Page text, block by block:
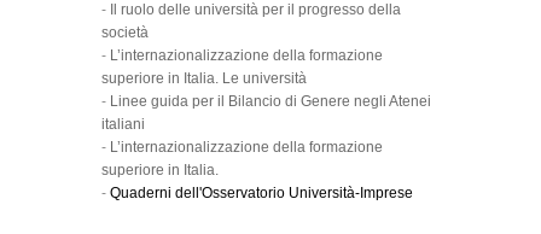
-
Il ruolo delle università per il progresso della
società
- L’internazionalizzazione della formazione
superiore in Italia. Le università
- Linee guida per il Bilancio di Genere negli Atenei
italiani
- L’internazionalizzazione della formazione
superiore in Italia.
- Quaderni dell'Osservatorio Università-Imprese